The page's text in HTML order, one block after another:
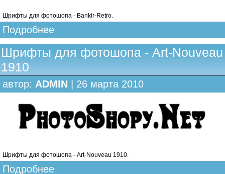
Шрифты для фотошопа - Bankir-Retro.
Подробнее
Шрифты для фотошопа - Art-Nouveau
1910
автор: ADMIN | 26 марта 2010
Шрифты для фотошопа - Art-Nouveau 1910.
Подробнее